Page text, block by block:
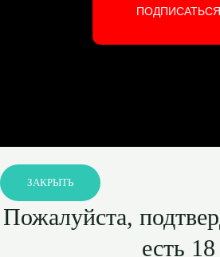
ПОДПИСАТЬСЯ
ЗАКРЫТЬ
Пожалуйста,
есть 18